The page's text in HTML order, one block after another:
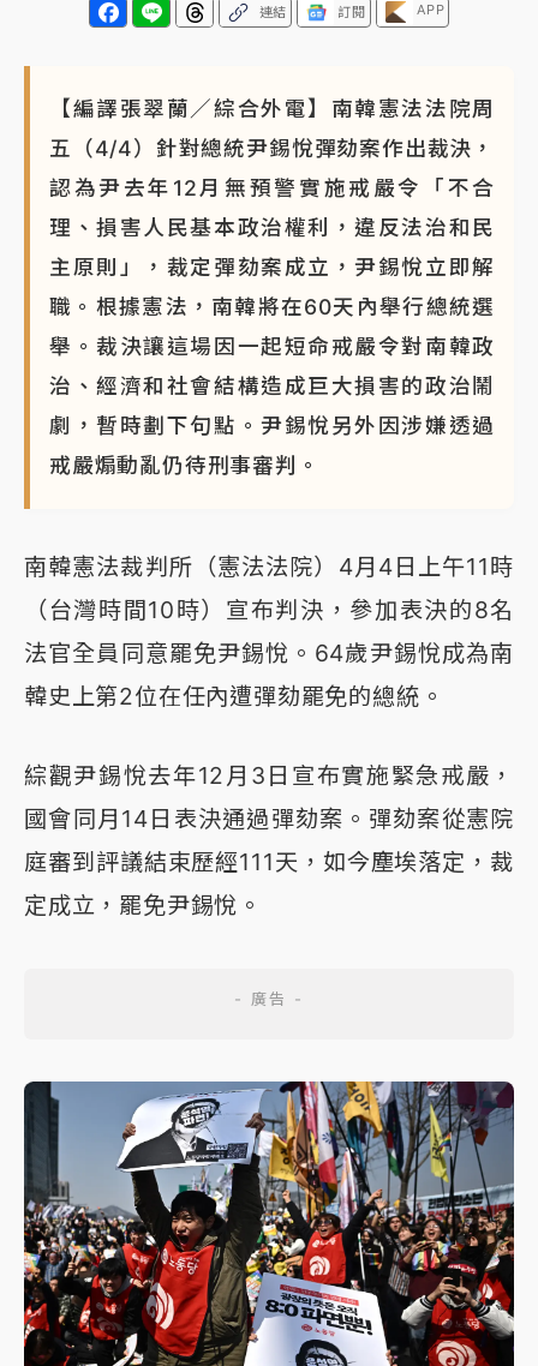
連結 訂閱 APP
【編譯張翠蘭／綜合外電】南韓憲法法院周
五（4/4）針對總統尹錫悅彈劾案作出裁決，
認為尹去年12月無預警實施戒嚴令「不合
理、損害人民基本政治權利，違反法治和民
主原則」，裁定彈劾案成立，尹錫悅立即解
職。根據憲法，南韓將在60天內舉行總統選
舉。裁決讓這場因一起短命戒嚴令對南韓政
治、經濟和社會結構造成巨大損害的政治鬧
劇，暫時劃下句點。尹錫悅另外因涉嫌透過
戒嚴煽動亂仍待刑事審判。
南韓憲法裁判所（憲法法院）4月4日上午11時
（台灣時間10時）宣布判決，參加表決的8名
法官全員同意罷免尹錫悅。64歲尹錫悅成為南
韓史上第2位在任內遭彈劾罷免的總統。
綜觀尹錫悅去年12月3日宣布實施緊急戒嚴，
國會同月14日表決通過彈劾案。彈劾案從憲院
庭審到評議結束歷經111天，如今塵埃落定，裁
定成立，罷免尹錫悅。